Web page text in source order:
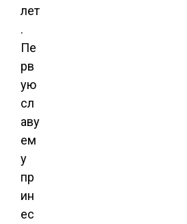
лет
.
Пе
рв
ую
сл
аву
ем
у
пр
ин
ес